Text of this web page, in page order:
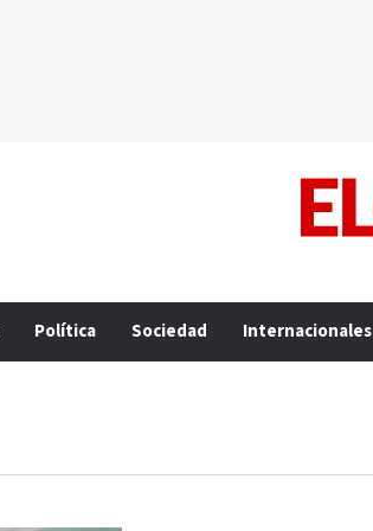
Política Sociedad Internacionales